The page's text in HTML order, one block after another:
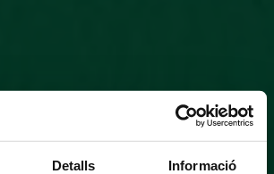
Detalls Informació